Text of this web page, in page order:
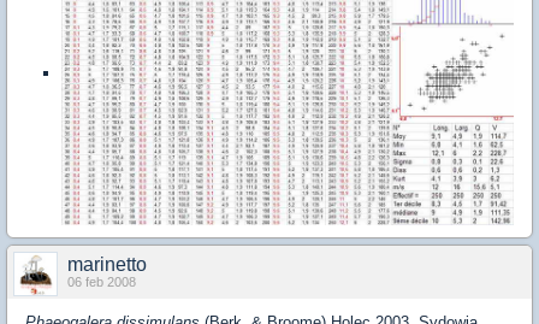
marinetto
06 feb 2008